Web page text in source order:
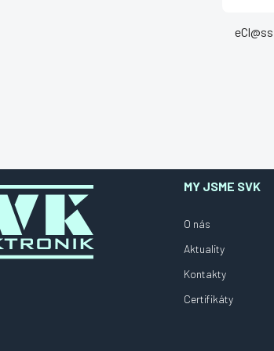
eCl@ss
MY JSME SVK
O nás
Aktuality
Kontakty
Certifikáty